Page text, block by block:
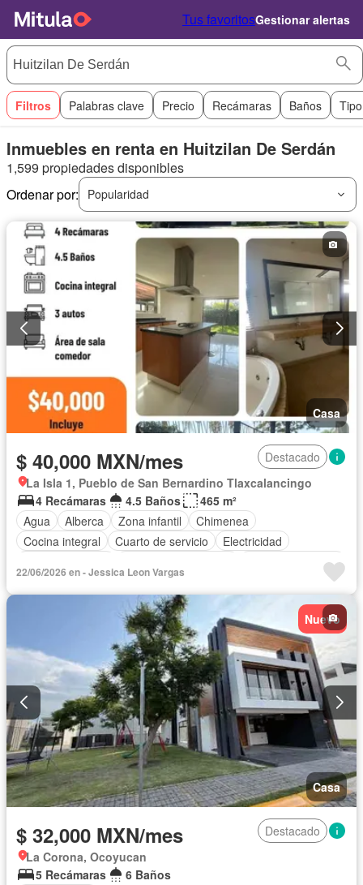
Tus favoritosGestionar alertas
Filtros Palabras clave Precio Recámaras Baños
Inmuebles en renta en Huitzilan De Serdán
1,599 propiedades disponibles
Ordenar por:
Popularidad
Casa
$ 40,000 MXN/mes
Destacado
La Isla 1, Pueblo de San Bernardino Tlaxcalancingo
4 Recámaras
4.5 Baños
465 m²
Agua
Alberca Zona infantil
Chimenea
Cocina integral
Cuarto de servicio
Electricidad
Permite mascotas
Permite niños
Sin amueblar
22/06/2026 en - Jessica Leon Vargas
Nuevo
Casa
$ 32,000 MXN/mes
Destacado
La Corona, Ocoyucan
5 Recámaras
6 Baños